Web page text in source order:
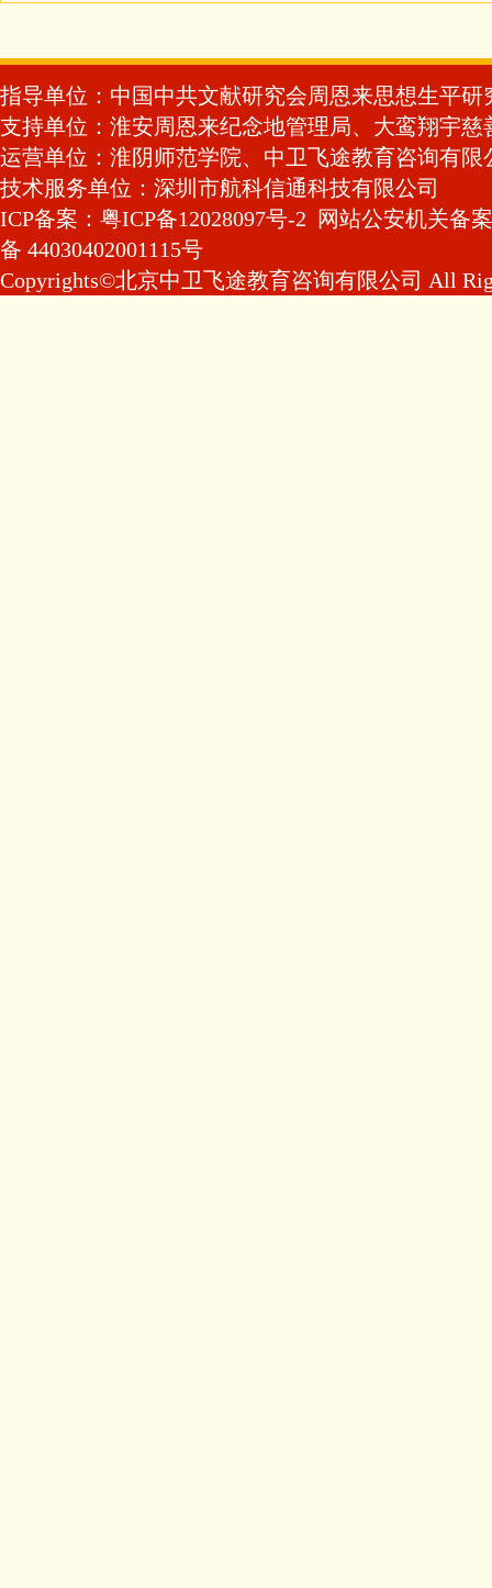
指导单位：中国中共文献研究会周恩来思想生平研
支持单位：淮安周恩来纪念地管理局、大鸾翔宇慈
运营单位：淮阴师范学院、中卫飞途教育咨询有限
技术服务单位：深圳市航科信通科技有限公司
ICP备案：粤ICP备12028097号-2
网站公安机关备
备 44030402001115号
Copyrights©北京中卫飞途教育咨询有限公司 All